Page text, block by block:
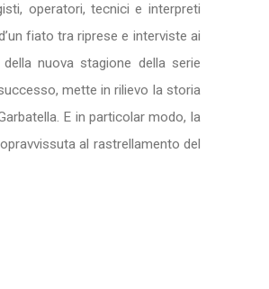
operatori, tecnici e interpreti
fiato tra riprese e interviste ai
nuova stagione della serie
mette in rilievo la storia
E in particolar modo, la
al rastrellamento del